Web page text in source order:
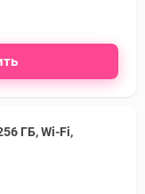
ГБ, Wi-Fi,